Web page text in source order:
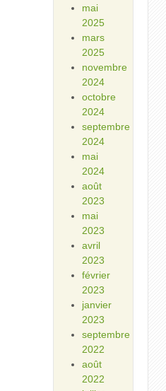
mai
2025
mars
2025
novembre
2024
octobre
2024
septembre
2024
mai
2024
août
2023
mai
2023
avril
2023
février
2023
janvier
2023
septembre
2022
août
2022